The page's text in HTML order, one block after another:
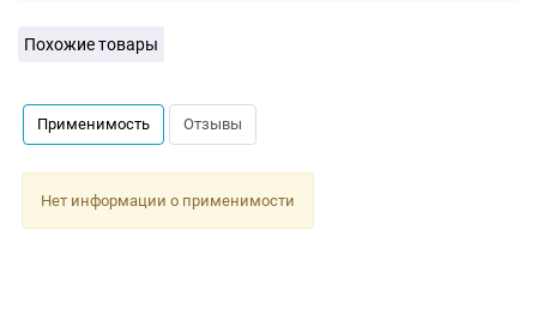
Похожие товары
Применимость Отзывы
Нет информации о применимости